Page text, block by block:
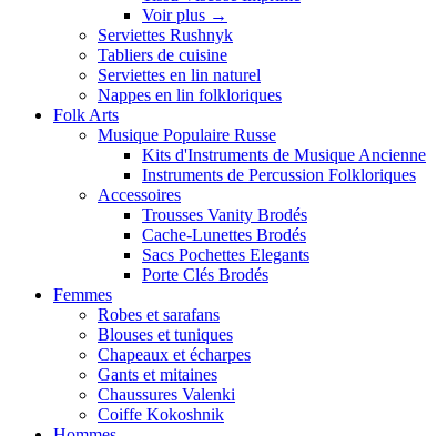
Voir plus →
Serviettes Rushnyk
Tabliers de cuisine
Serviettes en lin naturel
Nappes en lin folkloriques
Folk Arts
Musique Populaire Russe
Kits d'Instruments de Musique Ancienne
Instruments de Percussion Folkloriques
Accessoires
Trousses Vanity Brodés
Cache-Lunettes Brodés
Sacs Pochettes Elegants
Porte Clés Brodés
Femmes
Robes et sarafans
Blouses et tuniques
Chapeaux et écharpes
Gants et mitaines
Chaussures Valenki
Coiffe Kokoshnik